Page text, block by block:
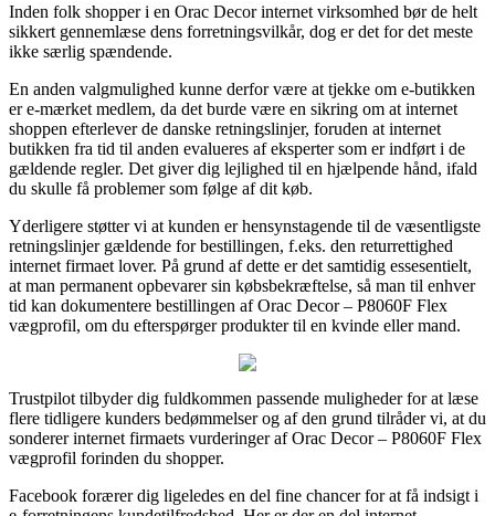
Inden folk shopper i en Orac Decor internet virksomhed bør de helt
sikkert gennemlæse dens forretningsvilkår, dog er det for det meste
ikke særlig spændende.
En anden valgmulighed kunne derfor være at tjekke om e-butikken
er e-mærket medlem, da det burde være en sikring om at internet
shoppen efterlever de danske retningslinjer, foruden at internet
butikken fra tid til anden evalueres af eksperter som er indført i de
gældende regler. Det giver dig lejlighed til en hjælpende hånd, ifald
du skulle få problemer som følge af dit køb.
Yderligere støtter vi at kunden er hensynstagende til de væsentligste
retningslinjer gældende for bestillingen, f.eks. den returrettighed
internet firmaet lover. På grund af dette er det samtidig essesentielt,
at man permanent opbevarer sin købsbekræftelse, så man til enhver
tid kan dokumentere bestillingen af Orac Decor – P8060F Flex
vægprofil, om du efterspørger produkter til en kvinde eller mand.
Trustpilot tilbyder dig fuldkommen passende muligheder for at læse
flere tidligere kunders bedømmelser og af den grund tilråder vi, at du
sonderer internet firmaets vurderinger af Orac Decor – P8060F Flex
vægprofil forinden du shopper.
Facebook forærer dig ligeledes en del fine chancer for at få indsigt i